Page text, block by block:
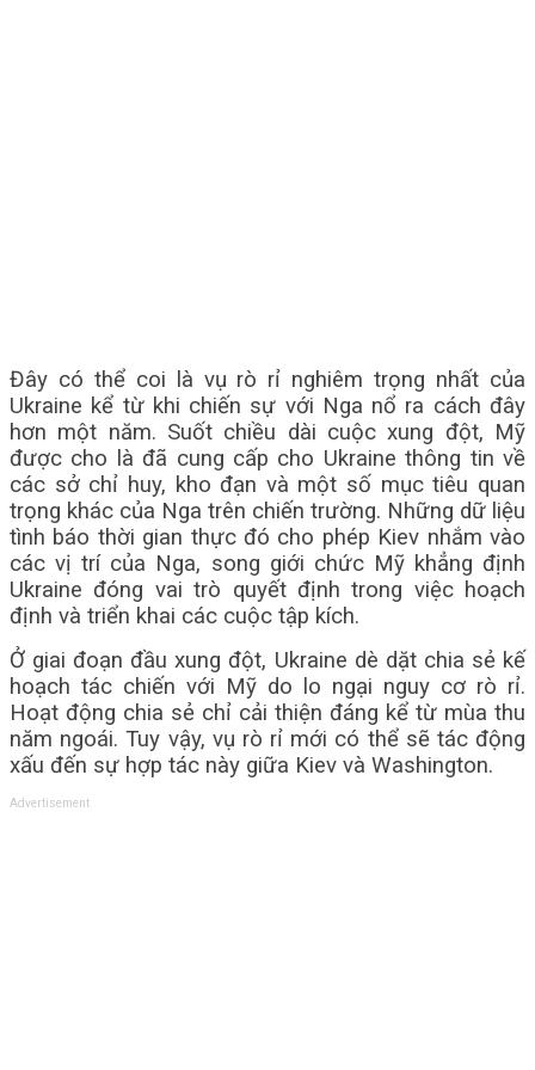
Đây có thể coi là vụ rò rỉ nghiêm trọng nhất của
Ukraine kể từ khi chiến sự với Nga nổ ra cách đây
hơn một năm. Suốt chiều dài cuộc xung đột, Mỹ
được cho là đã cung cấp cho Ukraine thông tin về
các sở chỉ huy, kho đạn và một số mục tiêu quan
trọng khác của Nga trên chiến trường. Những dữ liệu
tình báo thời gian thực đó cho phép Kiev nhắm vào
các vị trí của Nga, song giới chức Mỹ khẳng định
Ukraine đóng vai trò quyết định trong việc hoạch
định và triển khai các cuộc tập kích.
Ở giai đoạn đầu xung đột, Ukraine dè dặt chia sẻ kế
hoạch tác chiến với Mỹ do lo ngại nguy cơ rò rỉ.
Hoạt động chia sẻ chỉ cải thiện đáng kể từ mùa thu
năm ngoái. Tuy vậy, vụ rò rỉ mới có thể sẽ tác động
xấu đến sự hợp tác này giữa Kiev và Washington.
Advertisement